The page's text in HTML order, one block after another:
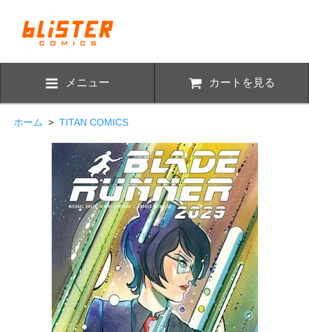
メニュー カートを見る
ホーム > TITAN COMICS